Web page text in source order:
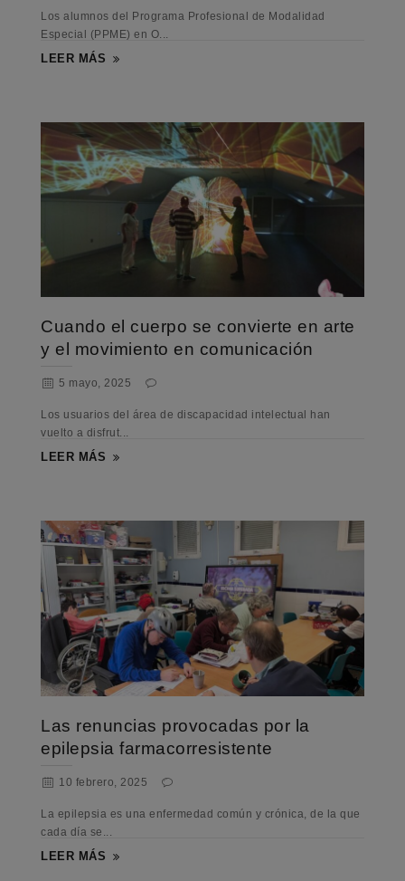
Los alumnos del Programa Profesional de Modalidad
Especial (PPME) en O...
LEER MÁS
Cuando el cuerpo se convierte en arte
y el movimiento en comunicación
5 mayo, 2025
Los usuarios del área de discapacidad intelectual han
vuelto a disfrut...
LEER MÁS
Las renuncias provocadas por la
epilepsia farmacorresistente
10 febrero, 2025
La epilepsia es una enfermedad común y crónica, de la que
cada día se...
LEER MÁS